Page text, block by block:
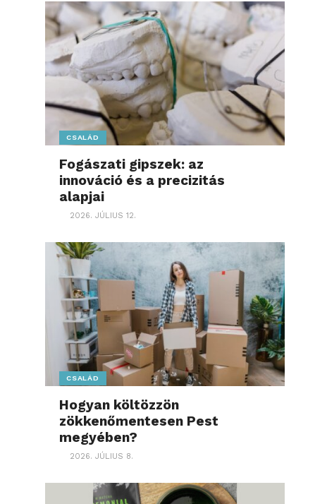
CSALÁD
Fogászati gipszek: az
innováció és a precizitás
alapjai
2026. JÚLIUS 12.
CSALÁD
Hogyan költözzön
zökkenőmentesen Pest
megyében?
2026. JÚLIUS 8.